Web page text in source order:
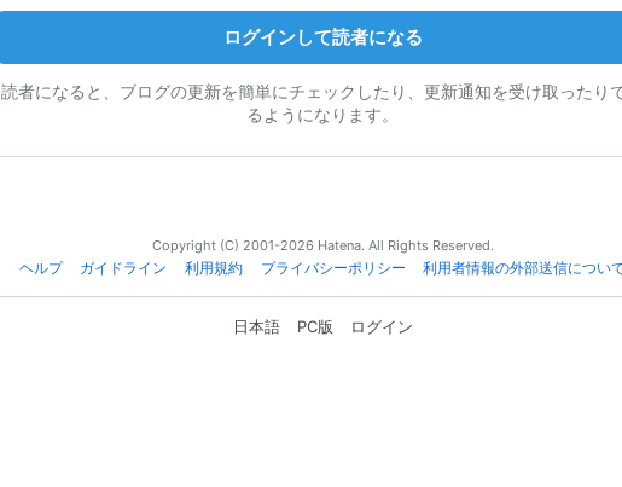
ログインして読者になる
読者になると、ブログの更新を簡単にチェックしたり、更新通知を受け取ったり
るようになります。
Copyright (C) 2001-2026 Hatena. All Rights Reserved.
ヘルプ
ガイドライン 利用規約 プライバシーポリシー 利用者情報の外部送信につい
日本語 PC版 ログイン